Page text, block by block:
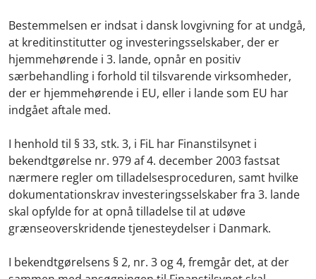
Bestemmelsen er indsat i dansk lovgivning for at undgå,
at kreditinstitutter og investeringsselskaber, der er
hjemmehørende i 3. lande, opnår en positiv
særbehandling i forhold til tilsvarende virksomheder,
der er hjemmehørende i EU, eller i lande som EU har
indgået aftale med.
I henhold til § 33, stk. 3, i FiL har Finanstilsynet i
bekendtgørelse nr. 979 af 4. december 2003 fastsat
nærmere regler om tilladelsesproceduren, samt hvilke
dokumentationskrav investeringsselskaber fra 3. lande
skal opfylde for at opnå tilladelse til at udøve
grænseoverskridende tjenesteydelser i Danmark.
I bekendtgørelsens § 2, nr. 3 og 4, fremgår det, at der